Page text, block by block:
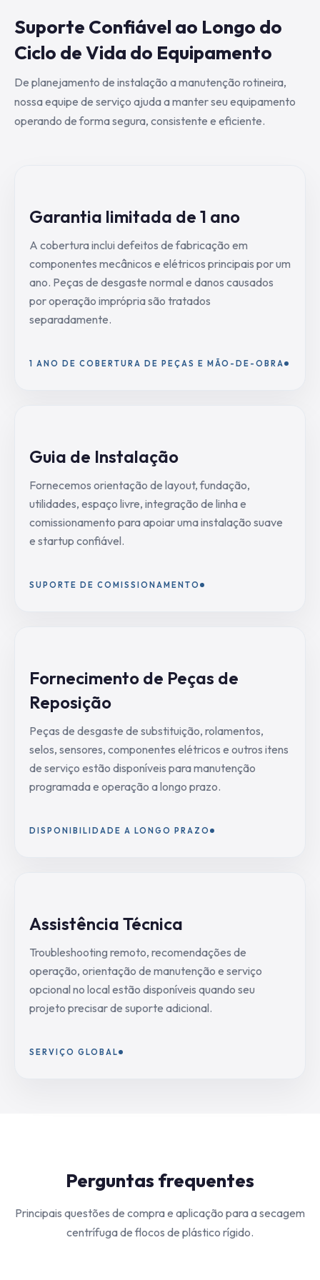
Suporte Confiável ao Longo do
Ciclo de Vida do Equipamento
De planejamento de instalação a manutenção rotineira,
nossa equipe de serviço ajuda a manter seu equipamento
operando de forma segura, consistente e eficiente.
Garantia limitada de 1 ano
A cobertura inclui defeitos de fabricação em
componentes mecânicos e elétricos principais por um
ano. Peças de desgaste normal e danos causados
por operação imprópria são tratados
separadamente.
1 ANO DE COBERTURA DE PEÇAS E MÃO-DE-OBRA
Guia de Instalação
Fornecemos orientação de layout, fundação,
utilidades, espaço livre, integração de linha e
comissionamento para apoiar uma instalação suave
e startup confiável.
SUPORTE DE COMISSIONAMENTO
Fornecimento de Peças de
Reposição
Peças de desgaste de substituição, rolamentos,
selos, sensores, componentes elétricos e outros itens
de serviço estão disponíveis para manutenção
programada e operação a longo prazo.
DISPONIBILIDADE A LONGO PRAZO
Assistência Técnica
Troubleshooting remoto, recomendações de
operação, orientação de manutenção e serviço
opcional no local estão disponíveis quando seu
projeto precisar de suporte adicional.
SERVIÇO GLOBAL
Perguntas frequentes
Principais questões de compra e aplicação para a secagem
centrífuga de flocos de plástico rígido.